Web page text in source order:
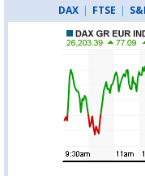
DAX | FTSE |